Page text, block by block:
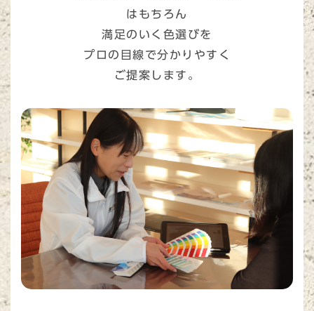
はもちろん
満足のいく色選びを
プロの目線で分かりやすく
ご提案します。